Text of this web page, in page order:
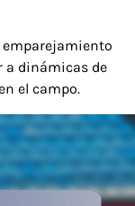
a dinámicas de
el campo.